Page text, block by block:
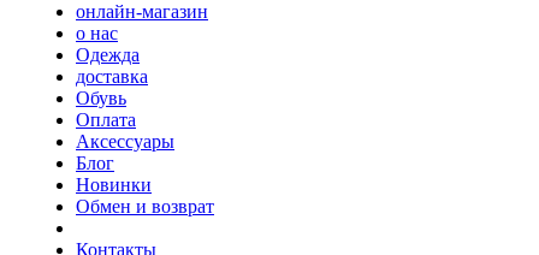
онлайн-магазин
о нас
Одежда
доставка
Обувь
Оплата
Аксессуары
Блог
Новинки
Обмен и возврат
Контакты